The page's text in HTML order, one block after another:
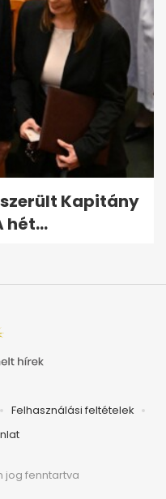
Kapitány
hét...
Felhasználási feltételek
jog fenntartva